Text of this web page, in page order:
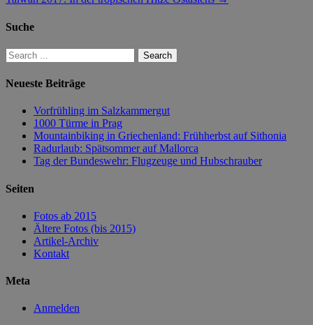
Suche
Neueste Beiträge
Vorfrühling im Salzkammergut
1000 Türme in Prag
Mountainbiking in Griechenland: Frühherbst auf Sithonia
Radurlaub: Spätsommer auf Mallorca
Tag der Bundeswehr: Flugzeuge und Hubschrauber
Seiten
Fotos ab 2015
Ältere Fotos (bis 2015)
Artikel-Archiv
Kontakt
Meta
Anmelden